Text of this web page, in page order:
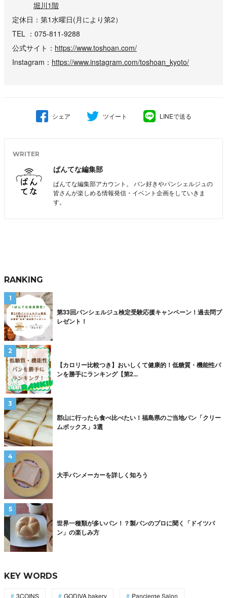
堀川1階
定休日
第1水曜日(月により第2）
TEL
075-811-9288
公式サイト
https://www.toshoan.com/
Instagram
https://www.instagram.com/toshoan_kyoto/
シェア ツイート LINEで送る
WRITER
ぱんてな編集部
ぱんてな編集部アカウント。 パン好きやパンシェルジュの
皆さんが楽しめる情報発信・イベント企画をしていきま
す。
RANKING
第33回パンシェルジュ検定受験応援キャンペーン！過去問プ
レゼント！
【カロリー比較つき】おいしくて健康的！低糖質・機能性パ
ンを勝手にランキング【第2...
郡山に行ったら食べ比べたい！福島県のご当地パン「クリー
ムボックス」3選
大手パンメーカーを詳しく知ろう
世界一種類が多いパン！？製パンのプロに聞く「ドイツパ
ン」の楽しみ方
KEY WORDS
3COINS GODIVA bakery Pancierge Salon